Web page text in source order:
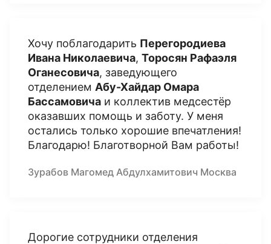
Хочу поблагодарить Перегородиева
Ивана Николаевича, Торосян Рафаэля
Оганесовича, заведующего
отделением Абу-Хайдар Омара
Бассамовича и коллектив медсестёр
оказавших помощь и заботу. У меня
остались только хорошие впечатления!
Благодарю! Благотворной Вам работы!
Зурабов Магомед Абдулхамитович Москва
Дорогие сотрудники отделения